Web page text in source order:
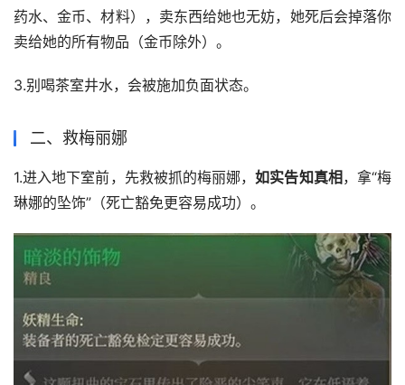
药水、金币、材料），卖东西给她也无妨，她死后会掉落你
卖给她的所有物品（金币除外）。
3.别喝茶室井水，会被施加负面状态。
二、救梅丽娜
1.进入地下室前，先救被抓的梅丽娜，如实告知真相 ，拿“梅
琳娜的坠饰”（死亡豁免更容易成功）。